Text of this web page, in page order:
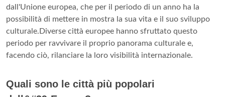
dall'Unione europea, che per il periodo di un anno ha la
possibilità di mettere in mostra la sua vita e il suo sviluppo
culturale.Diverse città europee hanno sfruttato questo
periodo per ravvivare il proprio panorama culturale e,
facendo ciò, rilanciare la loro visibilità internazionale.
Quali sono le città più popolari